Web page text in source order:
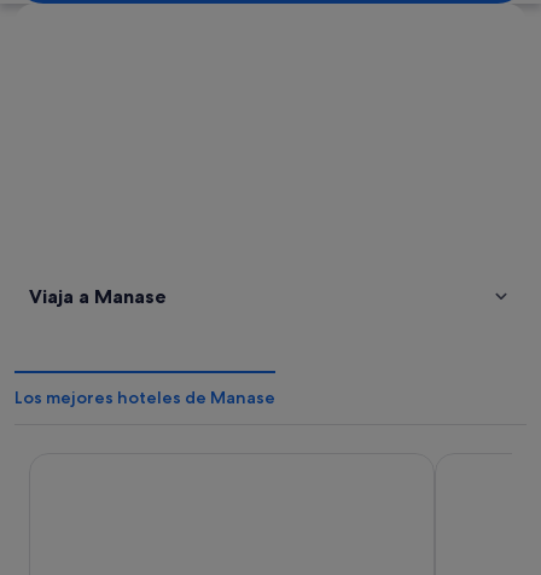
Viaja a Manase
Los mejores hoteles de Manase